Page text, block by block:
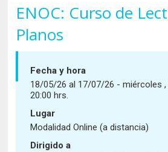
EXTENSIÓN
Diseño
Urbanismo
Vivienda
FACULTAD
Estudiantes
ENOC: Curso de
Planos
Fecha y hora
18/05/26 al 17/07/26 - miércoles
20:00 hrs.
Lugar
Modalidad Online (a distancia)
Dirigido a